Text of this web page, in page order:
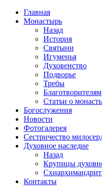
Перейти
содержимому
Главная
Монастырь
Назад
История
Святыни
Игуменья
Духовенство
Подворье
Требы
Благотворителям
Статьи о
Богослужения
Новости
Фотогалерея
Сестричество
Духовное наследие
Назад
Крупицы
Контакты